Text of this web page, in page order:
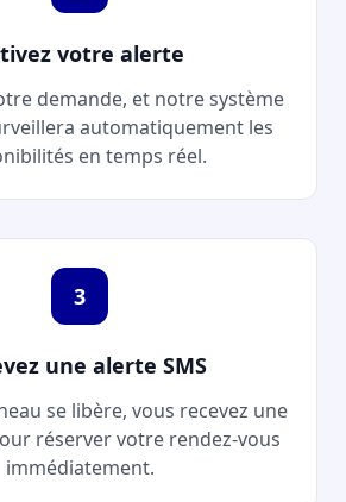
votre alerte
demande, et notre système
automatiquement les
en temps réel.
3
une alerte SMS
se libère, vous recevez une
réserver votre rendez-vous
immédiatement.